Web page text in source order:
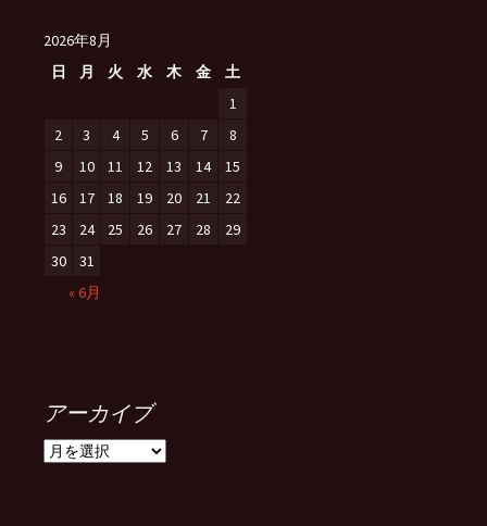
2026年8月
日
月 火 水 木 金
土
1
2
3 4 5 6 7
8
9
10 11 12 13 14
15
16
17 18 19 20 21
22
23
24 25 26 27 28
29
30
31
« 6月
アーカイブ
ア